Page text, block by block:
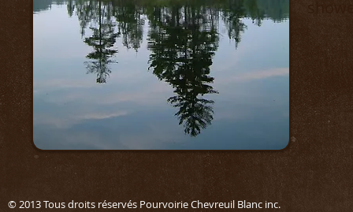
© 2013 Tous droits réservés Pourvoirie Chevreuil Blanc